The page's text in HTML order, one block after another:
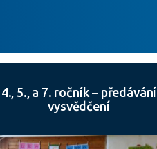
4., 5., a 7. ročník – předávání
vysvědčení